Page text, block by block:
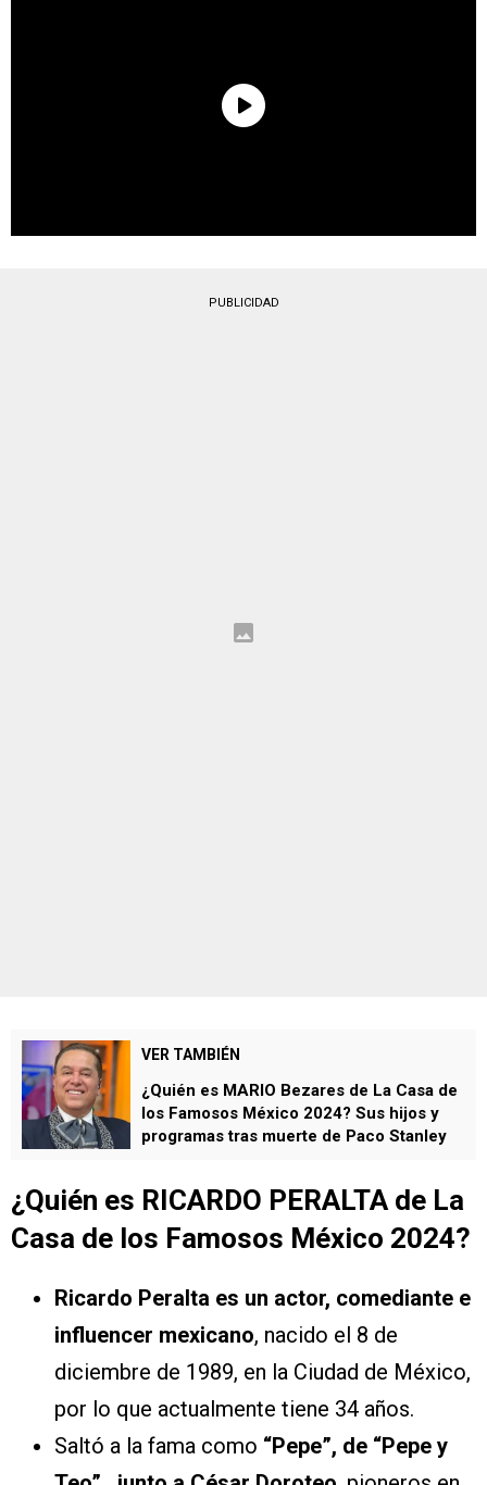
PUBLICIDAD
VER TAMBIÉN
¿Quién es MARIO Bezares de La Casa de
los Famosos México 2024? Sus hijos y
programas tras muerte de Paco Stanley
¿Quién es RICARDO PERALTA de La
Casa de los Famosos México 2024?
Ricardo Peralta es un actor, comediante e
influencer mexicano, nacido el 8 de
diciembre de 1989, en la Ciudad de México,
por lo que actualmente tiene 34 años.
Saltó a la fama como “Pepe”, de “Pepe y